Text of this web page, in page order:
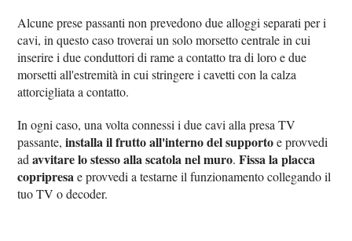
Alcune prese passanti non prevedono due alloggi separati per i
cavi, in questo caso troverai un solo morsetto centrale in cui
inserire i due conduttori di rame a contatto tra di loro e due
morsetti all'estremità in cui stringere i cavetti con la calza
attorcigliata a contatto.
In ogni caso, una volta connessi i due cavi alla presa TV
passante,installa il frutto all'interno del supportoe provvedi
adavvitare lo stesso alla scatola nel muro.Fissa la placca
copripresae provvedi a testarne il funzionamento collegando il
tuo TV o decoder.